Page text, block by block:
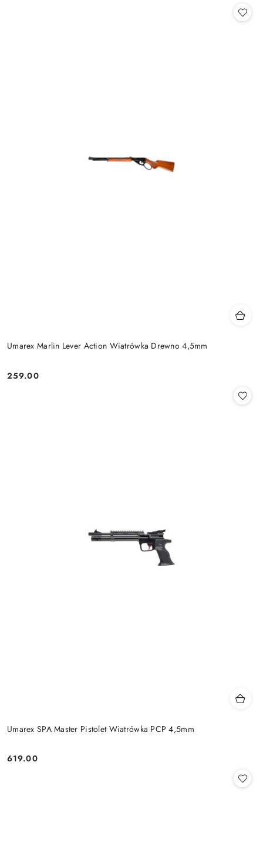
Umarex Marlin Lever Action Wiatrówka Drewno 4,5mm
Cena:
259.00
Umarex SPA Master Pistolet Wiatrówka PCP 4,5mm
Cena:
619.00